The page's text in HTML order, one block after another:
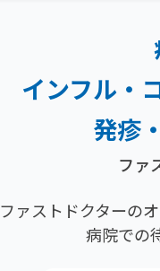
インフル・
発疹・
ファ
ファストドクターの
病院での